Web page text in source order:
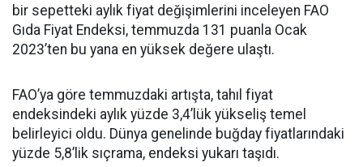
bir sepetteki aylık fiyat değişimlerini inceleyen FAO
Gıda Fiyat Endeksi, temmuzda 131 puanla Ocak
2023’ten bu yana en yüksek değere ulaştı.
FAO’ya göre temmuzdaki artışta, tahıl fiyat
endeksindeki aylık yüzde 3,4’lük yükseliş temel
belirleyici oldu. Dünya genelinde buğday fiyatlarındaki
yüzde 5,8’lik sıçrama, endeksi yukarı taşıdı.